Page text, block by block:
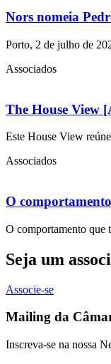
Nors nomeia
Porto, 2 de julho de
Associados
The House View
Este House View
Associados
O
O comportamento
Seja um
Associe-se
Mailing da
Inscreva-se na nossa